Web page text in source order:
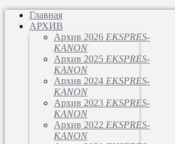
Главная
АРХИВ
Архив 2026 EKSPRES-
KANON
Архив 2025 EKSPRES-
KANON
Архив 2024 EKSPRES-
KANON
Архив 2023 EKSPRES-
KANON
Архив 2022 EKSPRES-
KANON